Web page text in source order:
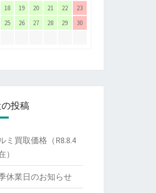
18 19 20 21 22
23
25 26 27 28 29
30
投稿
ミ買取価格（R8.8.4
）
休業日のお知らせ